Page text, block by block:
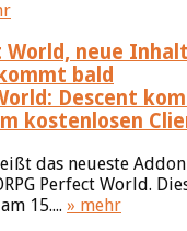
Descent
kostenlosen
das neueste
Perfect World.
15.... » mehr